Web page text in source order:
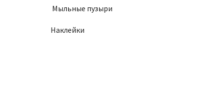
Мыльные пузыри
Наклейки